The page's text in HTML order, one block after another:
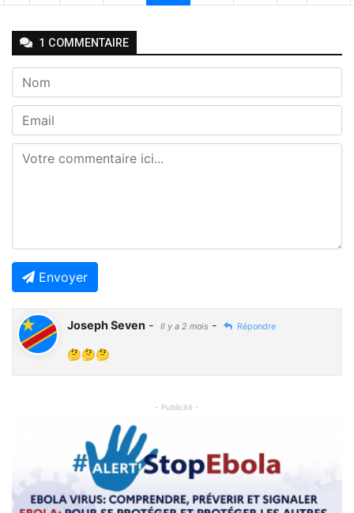
1 COMMENTAIRE
Envoyer
Joseph Seven - Il y a 2 mois - Répondre
🤔🤔🤔
- Publicité -